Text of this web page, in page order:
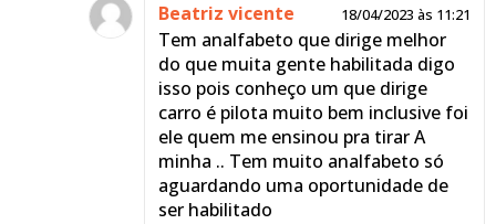
Beatriz vicente 18/04/2023 às 11:21
Tem analfabeto que dirige melhor
do que muita gente habilitada digo
isso pois conheço um que dirige
carro é pilota muito bem inclusive foi
ele quem me ensinou pra tirar A
minha .. Tem muito analfabeto só
aguardando uma oportunidade de
ser habilitado